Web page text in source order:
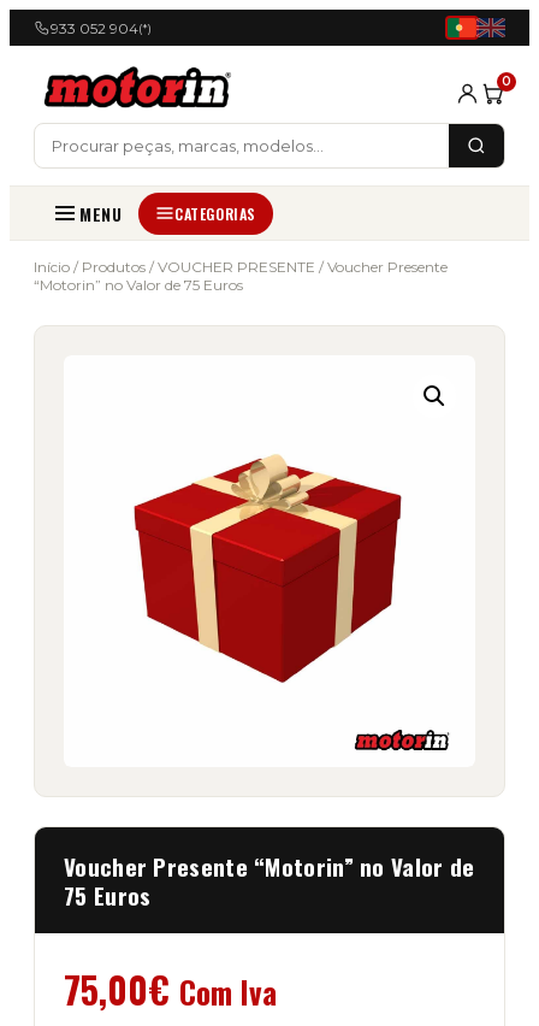
933 052 904(*)
0
MENU CATEGORIAS
Início / Produtos / VOUCHER PRESENTE / Voucher Presente
“Motorin” no Valor de 75 Euros
Voucher Presente “Motorin” no Valor de
75 Euros
75,00€ Com Iva